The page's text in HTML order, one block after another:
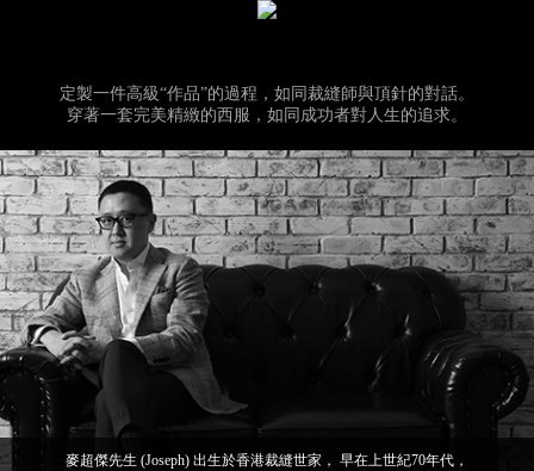
定製一件高級“作品”的過程，如同裁縫師與頂針的對話。
穿著一套完美精緻的西服，如同成功者對人生的追求。
麥超傑先生 (Joseph) 出生於香港裁縫世家， 早在上世紀70年代，